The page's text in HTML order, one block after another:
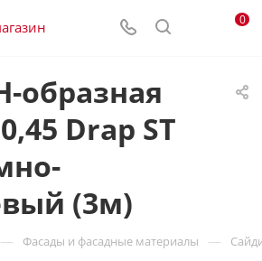
0
образная
Drap ST
(3м)
— Фасады и фасадные материалы —